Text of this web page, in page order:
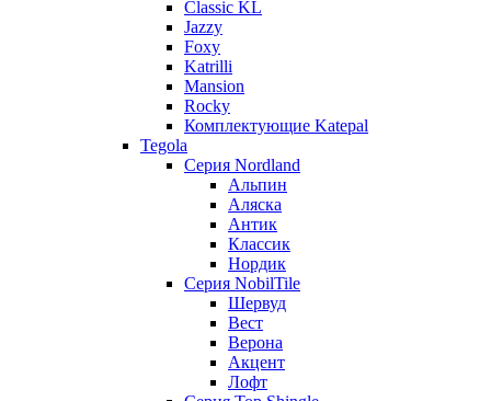
Classic KL
Jazzy
Foxy
Katrilli
Mansion
Rocky
Комплектующие Katepal
Tegola
Серия Nordland
Альпин
Аляска
Антик
Классик
Нордик
Серия NobilTile
Шервуд
Вест
Верона
Акцент
Лофт